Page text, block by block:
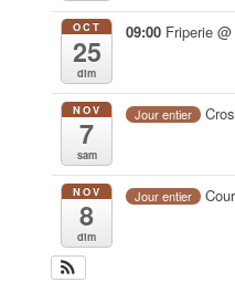
OCT
25
dim
09:00 Friperie
NOV
7
sam
Jour entier
NOV
8
dim
Jour entier